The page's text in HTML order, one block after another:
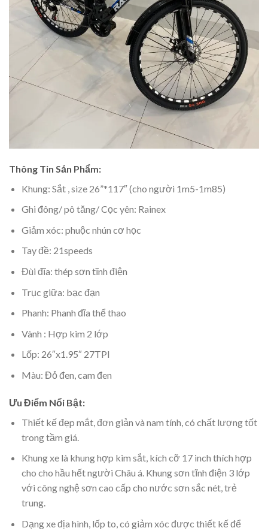
Thông Tin Sản Phẩm:
Khung: Sắt , size 26”*117″ (cho người 1m5-1m85)
Ghi đông/ pô tăng/ Cọc yên: Rainex
Giảm xóc: phuộc nhún cơ học
Tay đề: 21speeds
Đùi đĩa: thép sơn tĩnh điện
Trục giữa: bạc đạn
Phanh: Phanh đĩa thể thao
Vành : Hợp kim 2 lớp
Lốp: 26″x1.95″ 27TPI
Màu: Đỏ đen, cam đen
Ưu Điểm Nổi Bật:
Thiết kế đẹp mắt, đơn giản và nam tính, có chất lượng tốt
trong tầm giá.
Khung xe là khung hợp kim sắt, kích cỡ 17 inch thích hợp
cho cho hầu hết người Châu á. Khung sơn tĩnh điện 3 lớp
với công nghệ sơn cao cấp cho nước sơn sắc nét, trẻ
trung.
Dạng xe địa hình, lốp to, có giảm xóc được thiết kế để